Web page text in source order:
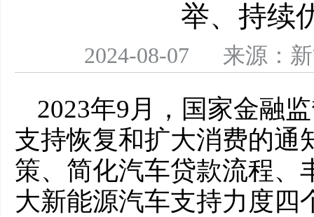
举、持续
2024-08-07 来源：
2023年9月，国家金融
支持恢复和扩大消费的通
策、简化汽车贷款流程、
大新能源汽车支持力度四